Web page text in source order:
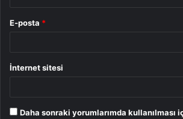
E-posta *
İnternet sitesi
Daha sonraki yorumlarımda kullanılması